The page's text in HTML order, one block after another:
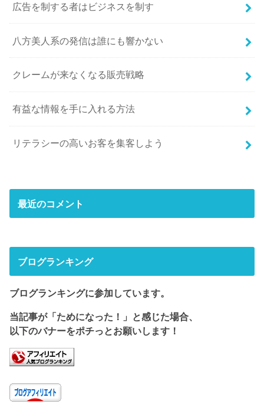
広告を制する者はビジネスを制す
八方美人系の発信は誰にも響かない
クレームが来なくなる販売戦略
有益な情報を手に入れる方法
リテラシーの高いお客を集客しよう
最近のコメント
ブログランキング
ブログランキングに参加しています。
当記事が「ためになった！」と感じた場合、
以下のバナーをポチっとお願いします！